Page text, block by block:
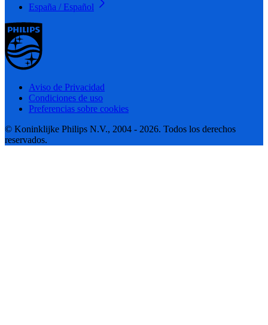
España / Español
Aviso de Privacidad
Condiciones de uso
Preferencias sobre cookies
© Koninklijke Philips N.V., 2004 - 2026. Todos los derechos
reservados.